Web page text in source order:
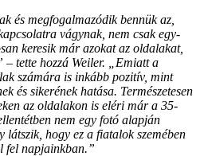
és megfogalmazódik bennük az,
vágynak, nem csak egy-
keresik már azokat az oldalakat,
tette hozzá Weiler. „Emiatt a
számára is inkább pozitív, mint
és sikerének hatása. Természetesen
az oldalakon is eléri már a 35-
nem egy fotó alapján
látszik, hogy ez a fiatalok szemében
fel napjainkban.”